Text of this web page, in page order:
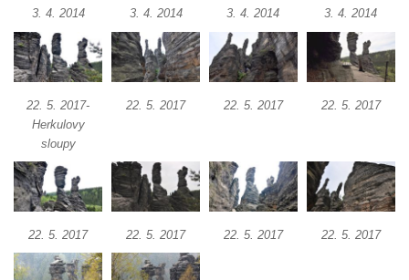
Jeskyně víl v Kyjovském údolí
Jeskyně Vinný sklep v Kyjovském údolí
Vyhlídka nad přírodní rezervací Slunečná
stezce Pod Vysokým Ostrým
Vyhlídka nad Brnou na Naučné stezce Pod
Vysokým Ostrým
Lückendorfu
3. 4. 2014 3. 4. 2014 3. 4. 2014 3. 4. 2014
22. 5. 2017-
Herkulovy
sloupy
22. 5. 2017 22. 5. 2017 22. 5. 2017
22. 5. 2017 22. 5. 2017 22. 5. 2017 22. 5. 2017